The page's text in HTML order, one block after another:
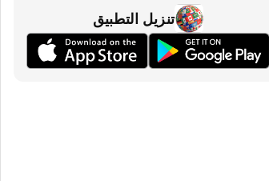
تنزيل التطبيق